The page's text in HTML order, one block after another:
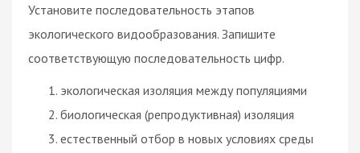
Установите последовательность этапов
экологического видообразования. Запишите
соответствующую последовательность цифр.
экологическая изоляция между популяциями
биологическая (репродуктивная) изоляция
естественный отбор в новых условиях среды